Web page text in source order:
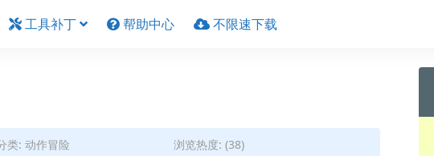
工具补丁 帮助中心 不限速下载
类: 动作冒险
浏览热度: (38)